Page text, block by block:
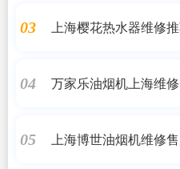
03
上海樱花热水器维修
04
万家乐油烟机上海维
05
上海博世油烟机维修